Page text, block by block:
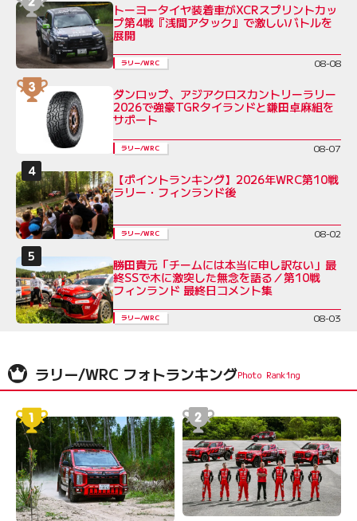
トーヨータイヤ装着車がXCRスプリントカッ
プ第4戦『浅間アタック』で激しいバトルを
展開
ラリー/WRC 08-08
ダンロップ、アジアクロスカントリーラリー
2026で強豪TGRタイランドと鎌田卓麻組を
サポート
ラリー/WRC 08-07
【ポイントランキング】2026年WRC第10戦
ラリー・フィンランド後
ラリー/WRC 08-02
勝田貴元「チームには本当に申し訳ない」最
終SSで木に激突した無念を語る／第10戦
フィンランド 最終日コメント集
ラリー/WRC 08-03
ラリー/WRC フォトランキング